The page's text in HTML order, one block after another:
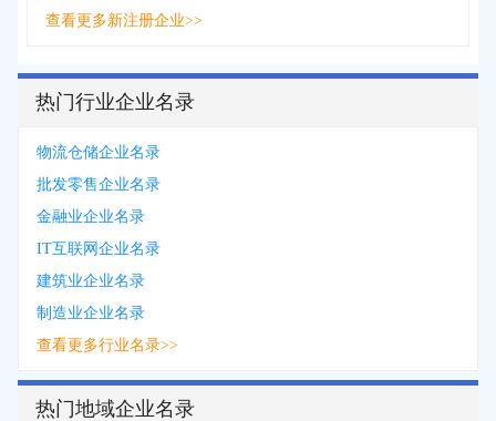
查看更多新注册企业>>
热门行业企业名录
物流仓储企业名录
批发零售企业名录
金融业企业名录
IT互联网企业名录
建筑业企业名录
制造业企业名录
查看更多行业名录>>
热门地域企业名录